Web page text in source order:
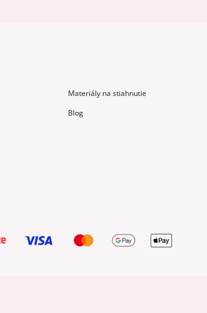
Materiály na stiahnutie
Blog